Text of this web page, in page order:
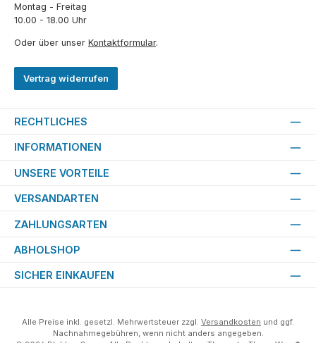
Montag - Freitag
10.00 - 18.00 Uhr
Oder über unser Kontaktformular.
Vertrag widerrufen
RECHTLICHES
INFORMATIONEN
UNSERE VORTEILE
VERSANDARTEN
ZAHLUNGSARTEN
ABHOLSHOP
SICHER EINKAUFEN
Alle Preise inkl. gesetzl. Mehrwertsteuer zzgl. Versandkosten und ggf.
Nachnahmegebühren, wenn nicht anders angegeben.